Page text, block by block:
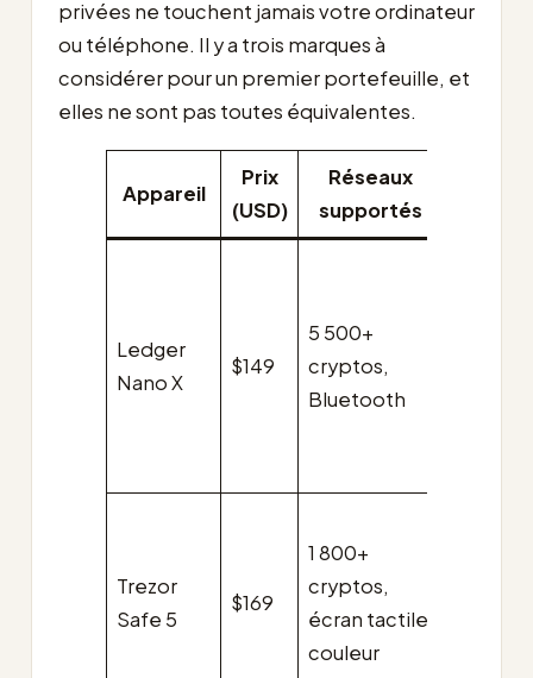
privées ne touchent jamais votre ordinateur
ou téléphone. Il y a trois marques à
considérer pour un premier portefeuille, et
elles ne sont pas toutes équivalentes.
Appareil
Prix
(USD)
Réseaux
supportés
Ledger
Nano X
$149
5 500+
cryptos,
Bluetooth
Trezor
Safe 5
$169
1 800+
cryptos,
écran tactile
couleur